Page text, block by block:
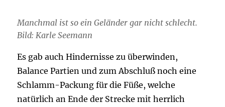
Manchmal ist so ein Geländer gar nicht schlecht.
Bild: Karle Seemann
Es gab auch Hindernisse zu überwinden,
Balance Partien und zum Abschluß noch eine
Schlamm-Packung für die Füße, welche
natürlich an Ende der Strecke mit herrlich